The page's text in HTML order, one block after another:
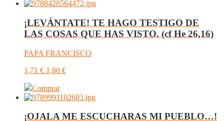
¡LEVÁNTATE! TE HAGO TESTIGO DE
LAS COSAS QUE HAS VISTO. (cf He 26,16)
PAPA FRANCISCO
1,71 € 1,80 €
Comprar
¡OJALA ME ESCUCHARAS MI PUEBLO…!